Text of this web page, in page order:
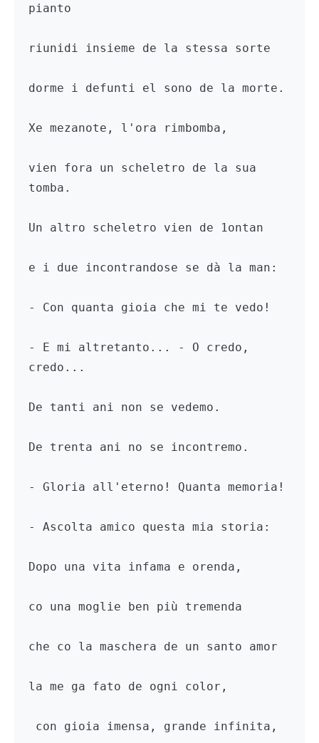
pianto
riunidi insieme de la stessa sorte
dorme i defunti el sono de la morte.
Xe mezanote, l'ora rimbomba,
vien fora un scheletro de la sua
tomba.
Un altro scheletro vien de 1ontan
e i due incontrandose se dà la man:
- Con quanta gioia che mi te vedo!
- E mi altretanto... - O credo,
credo...
De tanti ani non se vedemo.
De trenta ani no se incontremo.
- Gloria all'eterno! Quanta memoria!
- Ascolta amico questa mia storia:
Dopo una vita infama e orenda,
co una moglie ben più tremenda
che co la maschera de un santo amor
la me ga fato de ogni color,
con gioia imensa, grande infinita,